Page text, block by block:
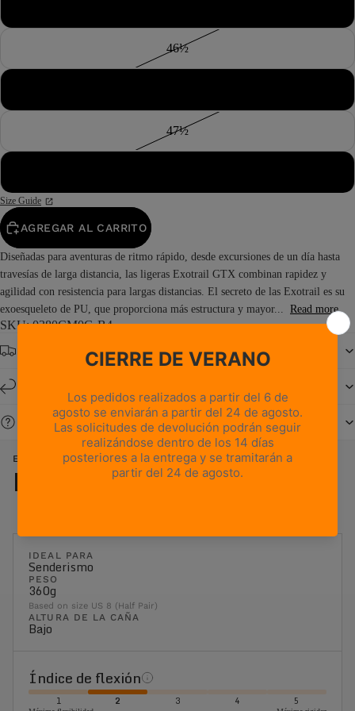
46½
47½
Size Guide
AGREGAR AL CARRITO
Diseñadas para aventuras de ritmo rápido, desde excursiones de un día hasta
travesías de larga distancia, las ligeras Exotrail GTX combinan rapidez y
agilidad con resistencia para largas distancias. El secreto de las Exotrail es su
exoesqueleto de PU, que proporciona más estructura y mayor... Read more
SKU: 0380CM0G-B4
Envío gratuito a partir de 150 €
¿Necesitas ayuda?
EXOTRAIL GTX - NEGRO NARANJA
Los detalles
IDEAL PARA
Senderismo
PESO
360g
Based on size US 8 (Half Pair)
ALTURA DE LA CAÑA
Bajo
Índice de flexión
1 2 3 4 5